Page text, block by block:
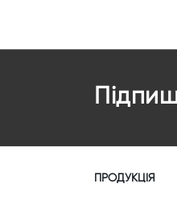
ПРОДУКЦІЯ